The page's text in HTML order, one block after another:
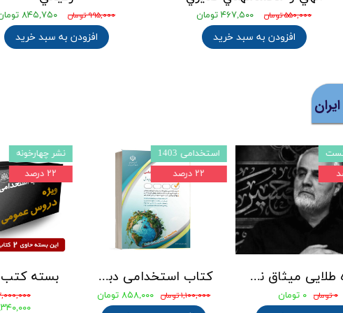
۵۵۰,۰۰۰ تومان ۴۶۷,۵۰۰ تومان
افزودن به سبد خرید
۹۹۵,۰۰۰ تومان ۸۴۵,۷۵۰ تومان
افزودن به سبد خرید
۱,۱۰۰,۰۰۰ تومان
استخدامی 1403
۲۲ درصد
جزوه طلایی میثاق نامه شهید حاج قاسم سلیمانی بهمراه نمونه سوالات با پاسخنامه تشریحی
۰ تومان ۰ تومان
درس و تست
کتاب 3500 تست طلایی آموزگار ابتدایی ( 3حیطه عمومی ، اختصاصی و تخصصی ) انتشارات آرسا
۱,۰۸۰,۸۰۰ تومان
1403